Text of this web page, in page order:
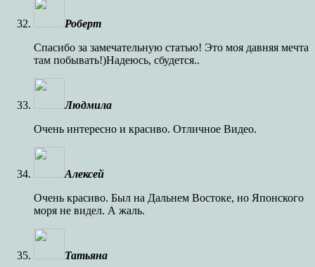
Роберт
Спасибо за замечательную статью! Это моя давняя мечта
там побывать!)Надеюсь, сбудется..
Людмила
Очень интересно и красиво. Отличное Видео.
Алексей
Очень красиво. Был на Дальнем Востоке, но Японского
моря не видел. А жаль.
Татьяна